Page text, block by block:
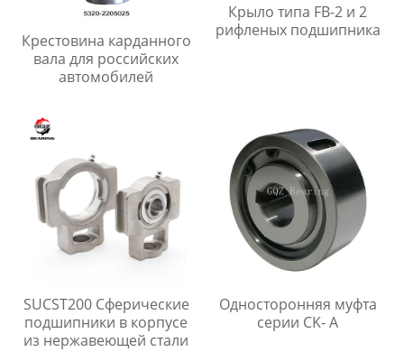
Крестовина карданного
вала для российских
автомобилей
Крыло типа FB-2 и 2
рифленых подшипника
SUCST200 Сферические
подшипники в корпусе
из нержавеющей стали
Односторонняя муфта
серии CK- A